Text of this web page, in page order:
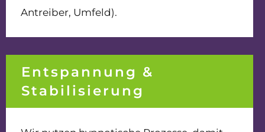
Antreiber, Umfeld).
Entspannung &
Stabilisierung